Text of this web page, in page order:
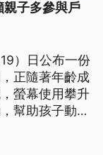
親子多參與戶
）日公布一份
正隨著年齡成
螢幕使用攀升
幫助孩子動得